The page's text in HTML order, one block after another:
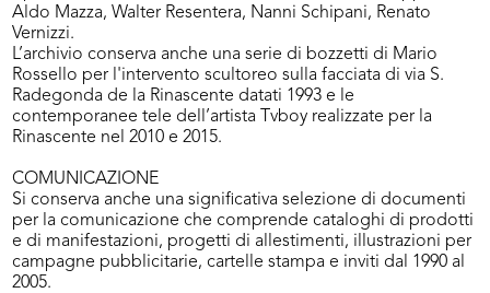
Aldo Mazza, Walter Resentera, Nanni Schipani, Renato
Vernizzi.
L’archivio conserva anche una serie di bozzetti di Mario
Rossello per l'intervento scultoreo sulla facciata di via S.
Radegonda de la Rinascente datati 1993 e le
contemporanee tele dell’artista Tvboy realizzate per la
Rinascente nel 2010 e 2015.
COMUNICAZIONE
Si conserva anche una significativa selezione di documenti
per la comunicazione che comprende cataloghi di prodotti
e di manifestazioni, progetti di allestimenti, illustrazioni per
campagne pubblicitarie, cartelle stampa e inviti dal 1990 al
2005.